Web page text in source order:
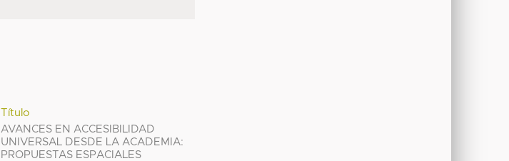
Título
AVANCES EN ACCESIBILIDAD
UNIVERSAL DESDE LA ACADEMIA:
PROPUESTAS ESPACIALES